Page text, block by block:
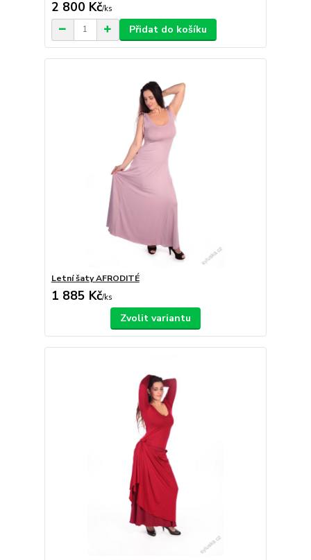
2 800 Kč/ks
Přidat do košíku
Letní šaty AFRODITÉ
1 885 Kč/ks
Zvolit variantu